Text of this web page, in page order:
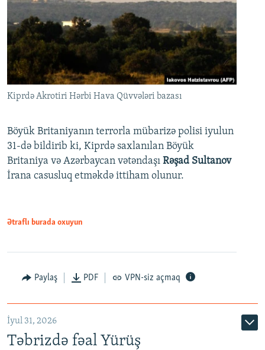
Kiprdə Akrotiri Hərbi Hava Qüvvələri bazası
Böyük Britaniyanın terrorla mübarizə polisi iyulun
31-də bildirib ki, Kiprdə saxlanılan Böyük
Britaniya və Azərbaycan vətəndaşı Rəşad Sultanov
İrana casusluq etməkdə ittiham olunur.
Ətraflı burada oxuyun
Paylaş PDF VPN-siz açmaq
İyul 31, 2026
Təbrizdə fəal Yürüş